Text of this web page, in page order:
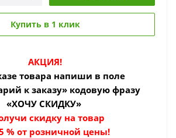
Купить в 1 клик
АКЦИЯ!
товара напиши в поле
к заказу» кодовую фразу
«ХОЧУ СКИДКУ»
скидку на товар
% от розничной цены!